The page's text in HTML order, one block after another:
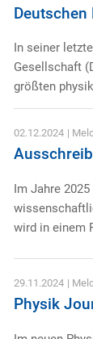
In seiner
Gesellschaft
größten
02.12.2024 |
Im Jahre
wird in einem
29.11.2024 |
Physik